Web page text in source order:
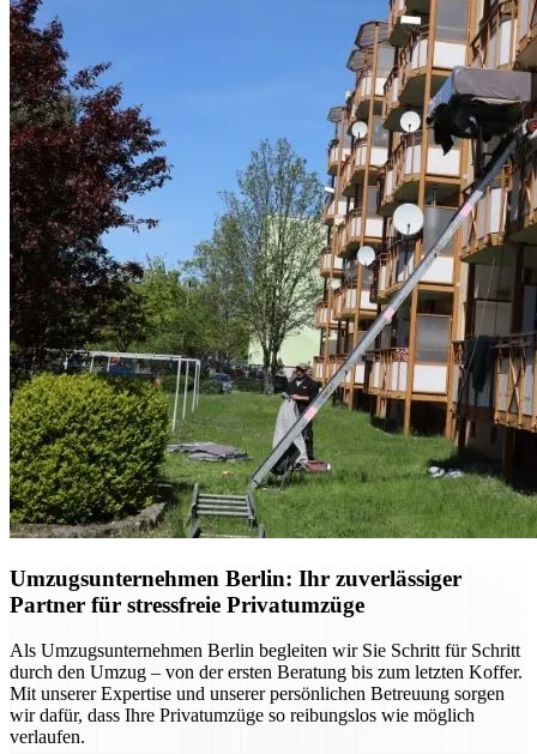
Umzugsunternehmen Berlin: Ihr zuverlässiger
Partner für stressfreie Privatumzüge
Als Umzugsunternehmen Berlin begleiten wir Sie Schritt für Schritt
durch den Umzug – von der ersten Beratung bis zum letzten Koffer.
Mit unserer Expertise und unserer persönlichen Betreuung sorgen
wir dafür, dass Ihre Privatumzüge so reibungslos wie möglich
verlaufen.